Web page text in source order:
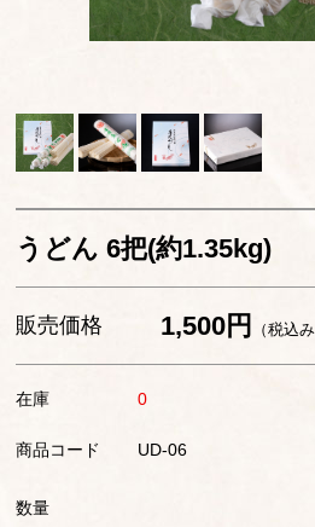
手みやげ用袋
うどん 6把(約1.35kg)
販売価格 1,500円 （税込み
在庫 0
商品コード UD-06
数量